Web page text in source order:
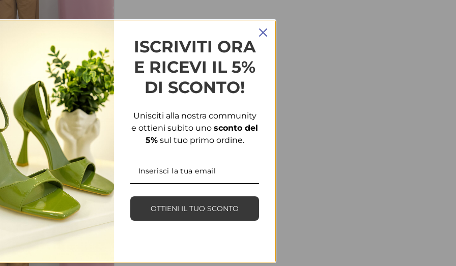
ISCRIVITI ORA
E RICEVI IL 5%
DI SCONTO!
Unisciti alla nostra community
e ottieni subito uno sconto del
5%sul tuo primo ordine.
OTTIENI IL TUO SCONTO